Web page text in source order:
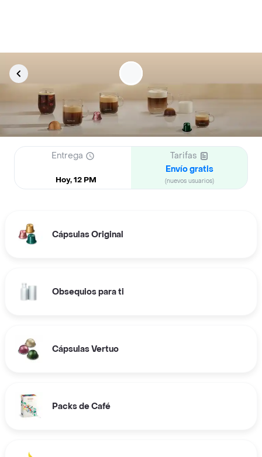
Entrega
Hoy, 12 PM
Tarifas
Envío gratis
(nuevos usuarios)
Cápsulas Original
Obsequios para ti
Cápsulas Vertuo
Packs de Café